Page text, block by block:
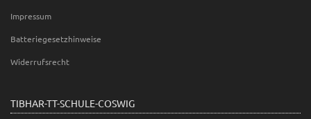
Impressum
Batteriegesetzhinweise
Widerrufsrecht
TIBHAR-TT-SCHULE-COSWIG